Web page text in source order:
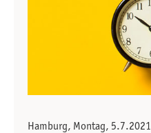
Hamburg, Montag, 5.7.2021